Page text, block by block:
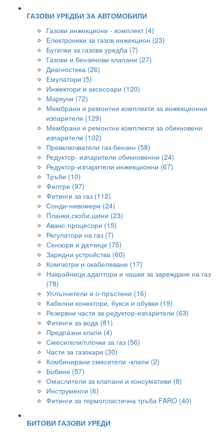
ГАЗОВИ УРЕДБИ ЗА АВТОМОБИЛИ
Газови инжекциони - комплект (4)
Електроники за газов инжекцион (23)
Бутилки за газова уредба (7)
Газови и бензинови клапани (27)
Диагностика (26)
Емулатори (5)
Инжектори и аксесоари (120)
Маркучи (72)
Мембрани и ремонтни комплекти за инжекционни
изпарители (129)
Мембрани и ремонтни комплекти за обикновени
изпарители (102)
Превключватели газ-бензин (58)
Редуктор- изпарители обикновенни (24)
Редуктор-изпарители инжекционни (67)
Тръби (10)
Филтри (97)
Фитинги за газ (112)
Сонди-нивомери (24)
Планки,скоби,шини (23)
Аванс-процесори (15)
Регулатори на газ (7)
Сензори и датчици (75)
Зарядни устройства (60)
Компютри и окабеляване (17)
Накрайници,адаптори и чашки за зареждане на газ
(78)
Уплътнители и о-пръстени (16)
Кабелни конектори, букси и обувки (19)
Резервни части за редуктор-изпарители (63)
Фитинги за вода (81)
Предпазни клапи (4)
Смесители/плочки за газ (56)
Части за газокари (30)
Комбинирани смесители -клапи (2)
Бобини (57)
Омаслители за клапани и консумативи (8)
Инструменти (6)
Фитинги за термопластична тръба FARO (40)
БИТОВИ ГАЗОВИ УРЕДИ